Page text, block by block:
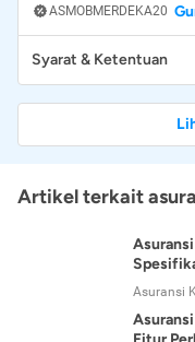
ASMOBMERDEKA20
Syarat & Ketentuan
Artikel terkait
Asuransi